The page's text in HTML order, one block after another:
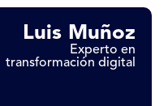
Luis Muñoz
Experto en
transformación digital